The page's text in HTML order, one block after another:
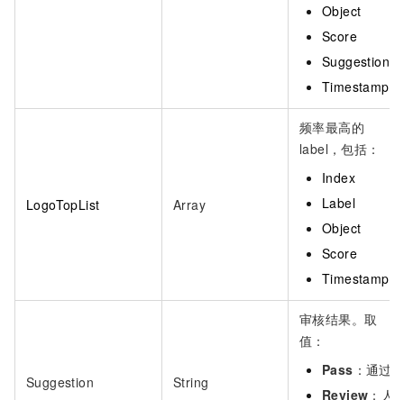
Object
Score
Suggestion
Timestamp
LogoTopList Array
频率最高的
label，包括：
Index
Label
Object
Score
Timestamp
Suggestion String
审核结果。取
值：
Pass ：通过
Review ：人